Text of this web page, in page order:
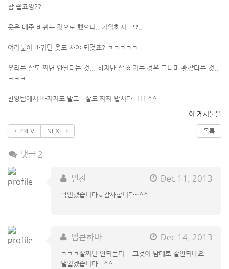
참 쉽죠잉??
옷은 매주 바뀌는 것으로 했으니.. 기억하시고요..
여러분이 바뀌면 옷도 사야 되것죠? ㅋㅋㅋㅋㅋ
우리는 살도 찌면 안된다는 것... 하지만 살 빠지는 것은 그나마 괜찮다는 것..
ㅋㅋㅋ
찬양팀에서 빠지지도 말고.. 살도 찌찌 맙시다. !!! ^^
이 게시물을
PREV NEXT 목록
댓글 2
민찬 Dec 11, 2013
확인했습니다ㅎ감사합니다~^^
입큰하마 Dec 14, 2013
ㅋㅋㅋ살찌면 안되는디... 그것이 맘대로 잘안되네요...
낼뵙겠습니다...^^